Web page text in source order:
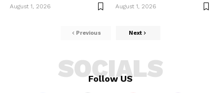
August 1, 2026 August 1, 2026
Previous Next
Follow US
SOCIALS